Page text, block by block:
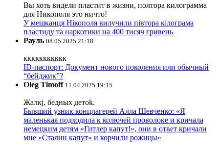
Вы хоть видели пластит в жизни, полтора килограмма
для Никополя это ничто!
У мешканця Нікополя вилучили півтора кілограма
пластиду та наркотики на 400 тисяч гривень
Рауль 08.05.2025 21:18
ккккккккккк
ID-паспорт: Документ нового поколения или обычный
“бейджик”?
Oleg Timoff 11.04.2025 19:15
Жалкj, бедных детok.
Бывший узник концлагерей Алла Шевченко: «Я
маленькая подходила к колючей проволоке и кричала
немецким детям «Гитлер капут!», они в ответ кричали
мне «Сталин капут» и корчили рожицы»